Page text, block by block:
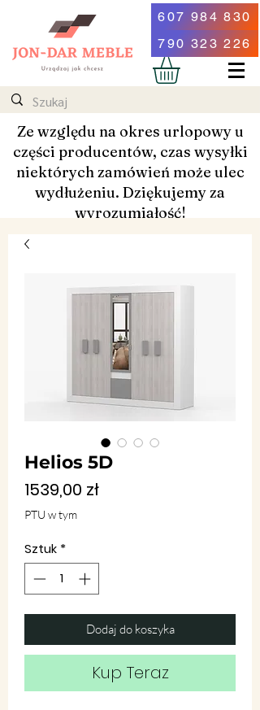
607 984 830
790 323 226
Ze względu na okres urlopowy u
części producentów, czas wysyłki
niektórych zamówień może ulec
wydłużeniu. Dziękujemy za
wyrozumiałość!
Helios 5D
1539,00 złCena
PTU w tym
Sztuk *
Dodaj do koszyka
Kup Teraz